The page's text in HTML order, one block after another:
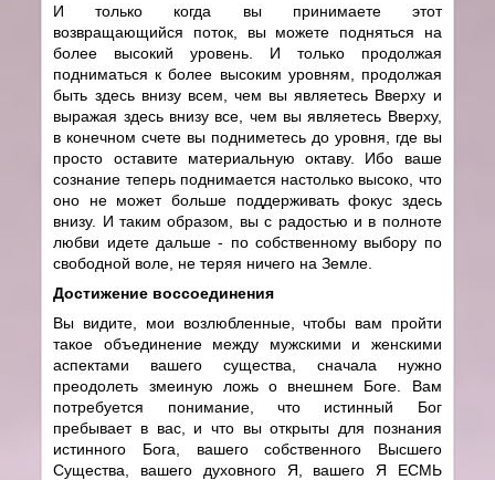
И только когда вы принимаете этот
возвращающийся поток, вы можете подняться на
более высокий уровень. И только продолжая
подниматься к более высоким уровням, продолжая
быть здесь внизу всем, чем вы являетесь Вверху и
выражая здесь внизу все, чем вы являетесь Вверху,
в конечном счете вы подниметесь до уровня, где вы
просто оставите материальную октаву. Ибо ваше
сознание теперь поднимается настолько высоко, что
оно не может больше поддерживать фокус здесь
внизу. И таким образом, вы с радостью и в полноте
любви идете дальше - по собственному выбору по
свободной воле, не теряя ничего на Земле.
Достижение воссоединения
Вы видите, мои возлюбленные, чтобы вам пройти
такое объединение между мужскими и женскими
аспектами вашего существа, сначала нужно
преодолеть змеиную ложь о внешнем Боге. Вам
потребуется понимание, что истинный Бог
пребывает в вас, и что вы открыты для познания
истинного Бога, вашего собственного Высшего
Существа, вашего духовного Я, вашего Я ЕСМЬ